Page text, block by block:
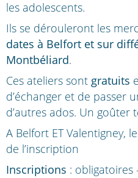
les adolescents.
Ils se dérouleront les
dates à Belfort et sur
Montbéliard.
Ces ateliers sont gratuits
d’échanger et de passer
d’autres ados. Un goûter
A Belfort ET Valentigney,
de l’inscription
Inscriptions : obligatoires